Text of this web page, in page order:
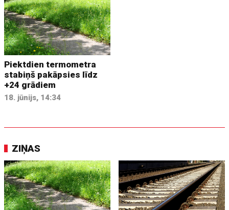
Piektdien termometra
stabiņš pakāpsies līdz
+24 grādiem
18. jūnijs, 14:34
ZIŅAS